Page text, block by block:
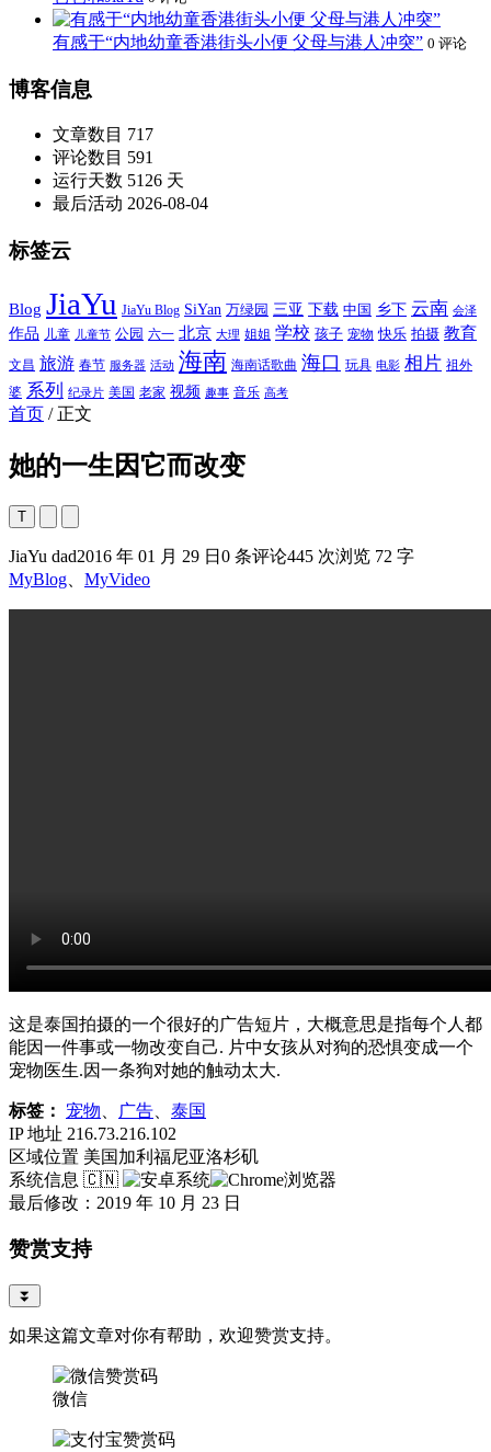
有感于“内地幼童香港街头小便 父母与港人冲突” 0 评论
博客信息
文章数目 717
评论数目 591
运行天数 5126 天
最后活动 2026-08-04
标签云
Blog JiaYu JiaYu Blog SiYan 万绿园 三亚 下载 中国 乡下 云南 会泽
作品 儿童 儿童节 公园 六一 北京 大理 姐姐 学校 孩子 宠物 快乐 拍摄 教育
文昌 旅游 春节 服务器 活动 海南 海南话歌曲 海口 玩具 电影 相片 祖外
婆 系列 纪录片 美国 老家 视频 趣事 音乐 高考
首页 / 正文
她的一生因它而改变
T
JiaYu dad2016 年 01 月 29 日 0 条评论445 次浏览 72 字
MyBlog
MyVideo
这是泰国拍摄的一个很好的广告短片，大概意思是指每个人都
能因一件事或一物改变自己. 片中女孩从对狗的恐惧变成一个
宠物医生.因一条狗对她的触动太大.
标签： 宠物 广告
泰国
IP 地址 216.73.216.102
区域位置 美国加利福尼亚洛杉矶
系统信息 🇨🇳
最后修改：2019 年 10 月 23 日
赞赏支持
⏬
如果这篇文章对你有帮助，欢迎赞赏支持。
微信